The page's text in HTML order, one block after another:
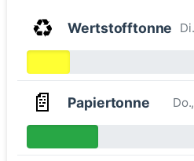
♻️ Wertstofftonne
📄 Papiertonne